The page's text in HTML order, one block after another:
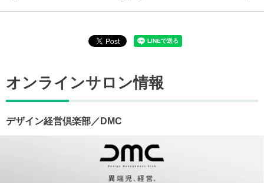
オンラインサロン情報
デザイン経営倶楽部／DMC